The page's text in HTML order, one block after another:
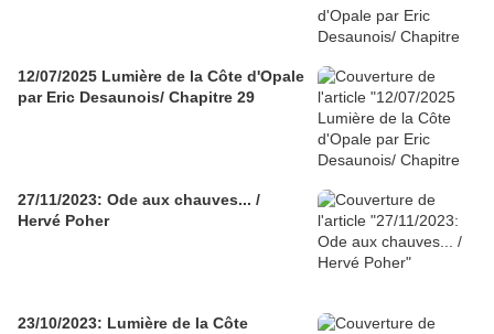
12/07/2025 Lumière de la Côte d'Opale
par Eric Desaunois/ Chapitre 29
27/11/2023: Ode aux chauves... /
Hervé Poher
23/10/2023: Lumière de la Côte